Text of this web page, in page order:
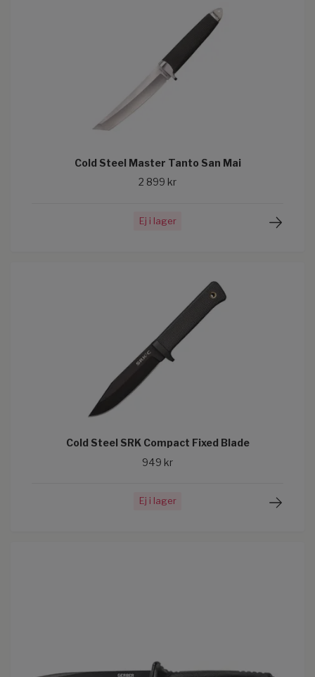
Cold Steel Master Tanto San Mai
2 899 kr
Ej i lager
Cold Steel SRK Compact Fixed Blade
949 kr
Ej i lager